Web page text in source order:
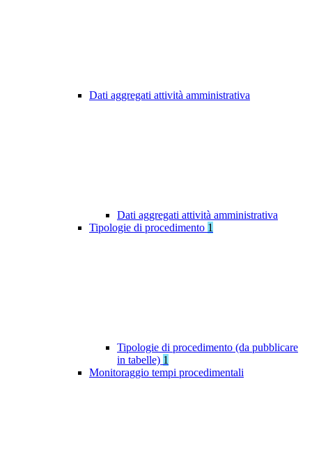
Dati aggregati attività amministrativa
Dati aggregati attività amministrativa
Tipologie di procedimento 1
Tipologie di procedimento (da pubblicare
in tabelle) 1
Monitoraggio tempi procedimentali